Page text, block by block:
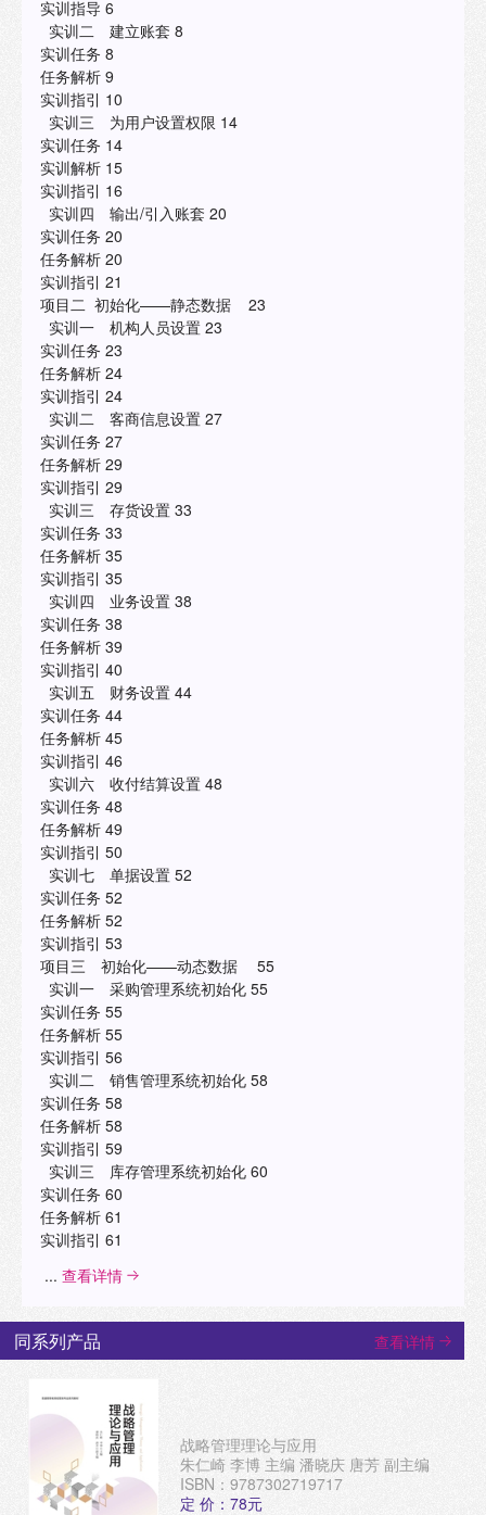
实训指导 6
实训二 建立账套 8
实训任务 8
任务解析 9
实训指引 10
实训三 为用户设置权限 14
实训任务 14
实训解析 15
实训指引 16
实训四 输出/引入账套 20
实训任务 20
任务解析 20
实训指引 21
项目二 初始化——静态数据 23
实训一 机构人员设置 23
实训任务 23
任务解析 24
实训指引 24
实训二 客商信息设置 27
实训任务 27
任务解析 29
实训指引 29
实训三 存货设置 33
实训任务 33
任务解析 35
实训指引 35
实训四 业务设置 38
实训任务 38
任务解析 39
实训指引 40
实训五 财务设置 44
实训任务 44
任务解析 45
实训指引 46
实训六 收付结算设置 48
实训任务 48
任务解析 49
实训指引 50
实训七 单据设置 52
实训任务 52
任务解析 52
实训指引 53
项目三 初始化——动态数据 55
实训一 采购管理系统初始化 55
实训任务 55
任务解析 55
实训指引 56
实训二 销售管理系统初始化 58
实训任务 58
任务解析 58
实训指引 59
实训三 库存管理系统初始化 60
实训任务 60
任务解析 61
实训指引 61
... 查看详情
同系列产品 查看详情
战略管理理论与应用
朱仁崎 李博 主编 潘晓庆 唐芳 副主编
ISBN：9787302719717
定 价：78元